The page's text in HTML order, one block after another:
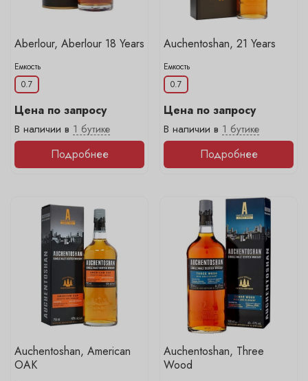
Aberlour, Aberlour 18 Years
Емкость
0.7
Цена по запросу
В наличии в 1 бутике
Подробнее
Auchentoshan, 21 Years
Емкость
0.7
Цена по запросу
В наличии в 1 бутике
Подробнее
Auchentoshan, American
OAK
Auchentoshan, Three
Wood